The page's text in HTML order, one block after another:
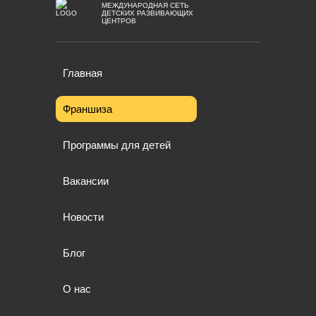
МЕЖДУНАРОДНАЯ СЕТЬ
ДЕТСКИХ РАЗВИВАЮЩИХ
ЦЕНТРОВ
Главная
Франшиза
Программы для детей
Вакансии
Новости
Блог
О нас